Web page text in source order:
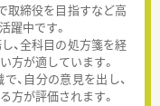
取締役を目指すなど高
躍中です。
、全科目の処方箋を経
方が適しています。
、自分の意見を出し、
方が評価されます。